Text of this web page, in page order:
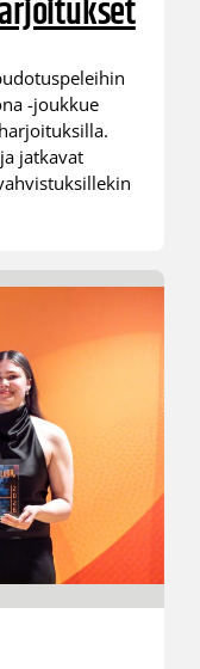
-joukkue
jatkavat